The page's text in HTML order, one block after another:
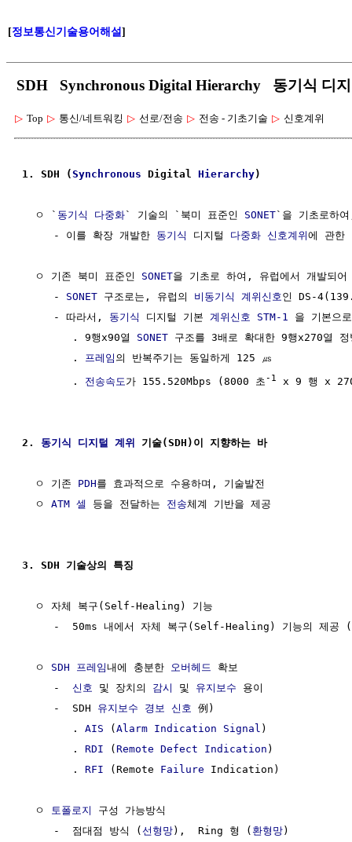
[정보통신기술용어해설]
SDH Synchronous Digital Hierarchy 동기식 디
▷ Top ▷ 통신/네트워킹 ▷ 선로/전송 ▷ 전송 - 기초기술 ▷ 신호계위
1. SDH (Synchronous Digital Hierarchy)
  ㅇ `
동기식 다중화` 기술의 `북미 표준인 SONET`을 기초로하
     - 이를 확장 개발한
동기식 디지털 다중화 신호계위에 관한
  ㅇ 기존 북미 표준인
SONET을 기초로 하여, 유럽에서 개발되
     -
SONET 구조로는, 유럽의 비동기식 계위신호인 DS-
     - 따라서,
동기식 디지털 기본 계위신호 STM-1
을 기본
        . 9행x90열
SONET 구조를 3배로 확대한 9행x270열
        .
프레임 의 반복주기는 동일하게 125 ㎲
        .
전송속도 가 155.520Mbps (8000 초-1 x 9 행 x
2. 동기식 디지털 계위 기술(SDH)이 지향하는 바
  ㅇ 기존
PDH를 효과적으로 수용하며, 기술발전
  ㅇ
ATM 셀 등을 전달하는 전송체계 기반을 제공
3. SDH 기술상의 특징
  ㅇ 자체 복구(Self-Healing) 기능
     -  50ms 내에서 자체 복구(Self-Healing) 기능의 제공 (
  ㅇ
SDH 프레임내에 충분한 오버헤드
확보
     -
신호 및 장치의 감시 및 유지보수 용이
     -  SDH
유지보수 경보 신호 例)
        .
AIS ( Alarm Indication Signal )
        .
RDI ( Remote Defect Indication )
        .
RFI (Remote Failure Indication)
  ㅇ
토폴로지
구성 가능방식
     -  점대점 방식 (
선형망),  Ring 형 ( 환형망)